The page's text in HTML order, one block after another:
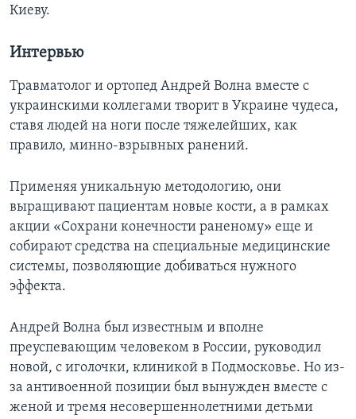
Киеву.
Интервью
Травматолог и ортопед Андрей Волна вместе с
украинскими коллегами творит в Украине чудеса,
ставя людей на ноги после тяжелейших, как
правило, минно-взрывных ранений.
Применяя уникальную методологию, они
выращивают пациентам новые кости, а в рамках
акции «Сохрани конечности раненому» еще и
собирают средства на специальные медицинские
системы, позволяющие добиваться нужного
эффекта.
Андрей Волна был известным и вполне
преуспевающим человеком в России, руководил
новой, с иголочки, клиникой в Подмосковье. Но из-
за антивоенной позиции был вынужден вместе с
женой и тремя несовершеннолетними детьми